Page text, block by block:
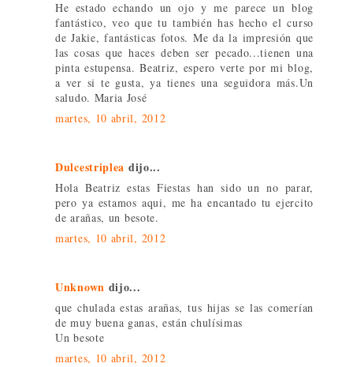
He estado echando un ojo y me parece un blog
fantástico, veo que tu también has hecho el curso
de Jakie, fantásticas fotos. Me da la impresión que
las cosas que haces deben ser pecado...tienen una
pinta estupensa. Beatriz, espero verte por mi blog,
a ver si te gusta, ya tienes una seguidora más.Un
saludo. Maria José
martes, 10 abril, 2012
Dulcestriplea dijo...
Hola Beatriz estas Fiestas han sido un no parar,
pero ya estamos aqui, me ha encantado tu ejercito
de arañas, un besote.
martes, 10 abril, 2012
Unknown dijo...
que chulada estas arañas, tus hijas se las comerían
de muy buena ganas, están chulísimas
Un besote
martes, 10 abril, 2012